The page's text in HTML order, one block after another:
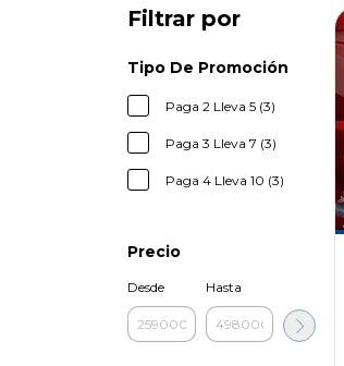
Filtrar por
Tipo De Promoción
Paga 2 Lleva 5 (3)
Paga 3 Lleva 7 (3)
Paga 4 Lleva 10 (3)
Precio
Desde Hasta